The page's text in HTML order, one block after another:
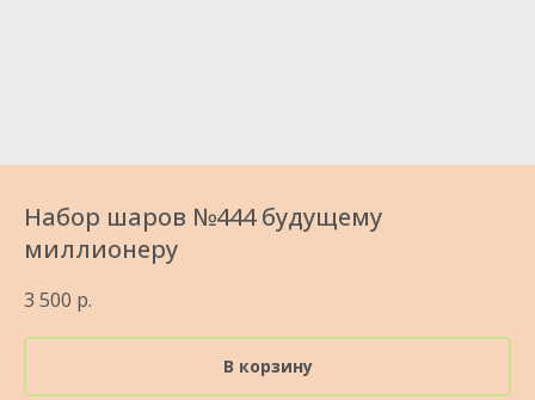
Набор шаров №444 будущему
миллионеру
3 500 р.
В корзину